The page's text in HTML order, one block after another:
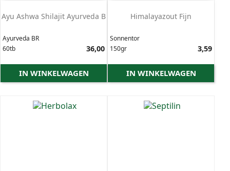
Ayu Ashwa Shilajit Ayurveda B
Ayurveda BR
60tb
36,00
IN WINKELWAGEN
Himalayazout Fijn
Sonnentor
150gr
3,59
IN WINKELWAGEN